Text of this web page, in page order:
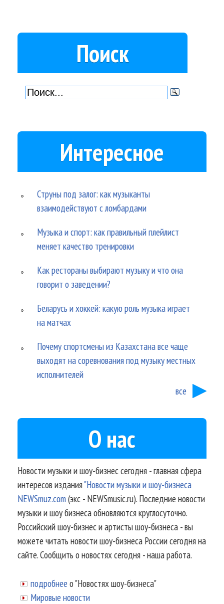
Поиск
Интересное
Струны под залог: как музыканты
взаимодействуют с ломбардами
Музыка и спорт: как правильный плейлист
меняет качество тренировки
Как рестораны выбирают музыку и что она
говорит о заведении?
Беларусь и хоккей: какую роль музыка играет
на матчах
Почему спортсмены из Казахстана все чаще
выходят на соревнования под музыку местных
исполнителей
все
О нас
Новости музыки и шоу-бизнес сегодня - главная сфера
интересов издания"Новости музыки и шоу-бизнеса
NEWSmuz.com(экс - NEWSmusic.ru). Последние новости
музыки и шоу бизнеса обновляются круглосуточно.
Российский шоу-бизнес и артисты шоу-бизнеса - вы
можете читать новости шоу-бизнеса России сегодня на
сайте. Сообщить о новостях сегодня - наша работа.
подробнее о "Новостях шоу-бизнеса"
Мировые новости